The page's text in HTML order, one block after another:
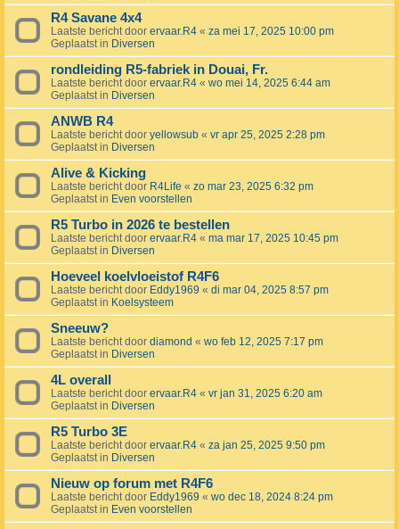
R4 Savane 4x4
Laatste bericht door ervaar.R4 « za mei 17, 2025 10:00 pm
Geplaatst in Diversen
rondleiding R5-fabriek in Douai, Fr.
Laatste bericht door ervaar.R4 « wo mei 14, 2025 6:44 am
Geplaatst in Diversen
ANWB R4
Laatste bericht door yellowsub « vr apr 25, 2025 2:28 pm
Geplaatst in Diversen
Alive & Kicking
Laatste bericht door R4Life « zo mar 23, 2025 6:32 pm
Geplaatst in Even voorstellen
R5 Turbo in 2026 te bestellen
Laatste bericht door ervaar.R4 « ma mar 17, 2025 10:45 pm
Geplaatst in Diversen
Hoeveel koelvloeistof R4F6
Laatste bericht door Eddy1969 « di mar 04, 2025 8:57 pm
Geplaatst in Koelsysteem
Sneeuw?
Laatste bericht door diamond « wo feb 12, 2025 7:17 pm
Geplaatst in Diversen
4L overall
Laatste bericht door ervaar.R4 « vr jan 31, 2025 6:20 am
Geplaatst in Diversen
R5 Turbo 3E
Laatste bericht door ervaar.R4 « za jan 25, 2025 9:50 pm
Geplaatst in Diversen
Nieuw op forum met R4F6
Laatste bericht door Eddy1969 « wo dec 18, 2024 8:24 pm
Geplaatst in Even voorstellen